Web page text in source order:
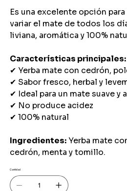
Es una excelente opción
variar el mate de todos los
liviana, aromática y 100%
Características principales:
✔ Yerba mate con cedrón,
✔ Sabor fresco, herbal y
✔ Ideal para un mate suave y
✔ No produce acidez
✔ 100% natural
Ingredientes: Yerba mate
cedrón, menta y tomillo.
Cantidad